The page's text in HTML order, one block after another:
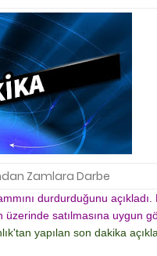
Zamlara Darbe
durdurduğunu
üzerinde satılmasına uygun
yapılan son dakika